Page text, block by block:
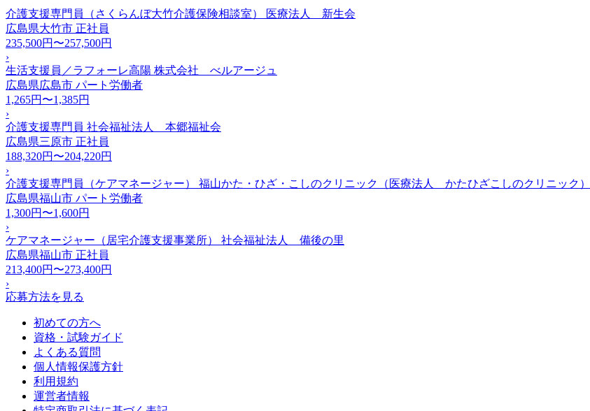
介護支援専門員（さくらんぼ大竹介護保険相談室） 医療法人 新生会
広島県大竹市 正社員
235,500円〜257,500円
›
生活支援員／ラフォーレ高陽 株式会社 べルアージュ
広島県広島市 パート労働者
1,265円〜1,385円
›
介護支援専門員 社会福祉法人 本郷福祉会
広島県三原市 正社員
188,320円〜204,220円
›
介護支援専門員（ケアマネージャー） 福山かた・ひざ・こしのクリニック（医療法人 かたひざこしのクリニック）
広島県福山市 パート労働者
1,300円〜1,600円
›
ケアマネージャー（居宅介護支援事業所） 社会福祉法人 備後の里
広島県福山市 正社員
213,400円〜273,400円
›
応募方法を見る
初めての方へ
資格・試験ガイド
よくある質問
個人情報保護方針
利用規約
運営者情報